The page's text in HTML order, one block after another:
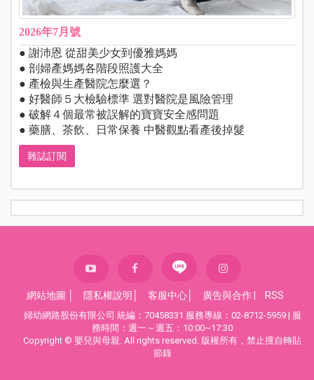
2026年7月號
● 謝沛恩 從甜美少女到優雅媽媽
● 剖婦產媽媽各階段照護大全
● 產檢與生產醫院怎麼選？
● 好醫師５大檢驗標準 選對醫院是風險管理
● 破解４個最常被誤解的寶寶安全感問題
● 藥膳、茶飲、日常保養 中醫觀點看產後掉髮
雜誌訂閱
網站地圖 隱私權說明 客服中心 廣告與合作 RSS
婦幼網路股份有限公司 統編：70458331 服務專線：02-8712-5959 | 服
務時間：週一～週五：10:00~17:30
Copyright © 嬰兒與母親. All rights reserved. 版權所有，禁止擅自轉貼
節錄